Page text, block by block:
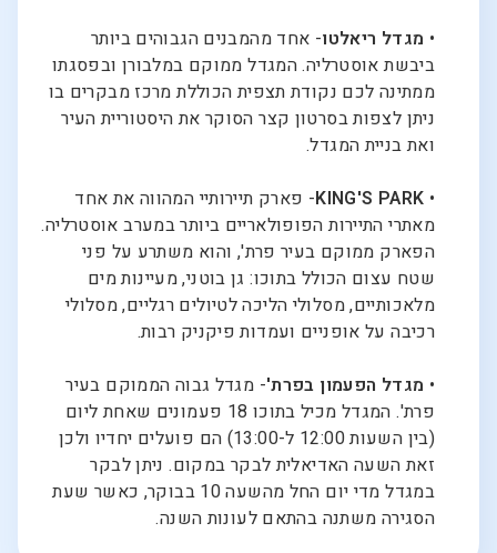
• מגדל ריאלטו- אחד מהמבנים הגבוהים ביותר
ביבשת אוסטרליה. המגדל ממוקם במלבורן ובפסגתו
ממתינה לכם נקודת תצפית הכוללת מרכז מבקרים בו
ניתן לצפות בסרטון קצר הסוקר את היסטוריית העיר
ואת בניית המגדל.
•
KING'S PARK- פארק תיירותיי המהווה את אחד
מאתרי התיירות הפופולאריים ביותר במערב אוסטרליה.
הפארק ממוקם בעיר פרת', והוא משתרע על פני
שטח עצום הכולל בתוכו: גן בוטני, מעיינות מים
מלאכותיים, מסלולי הליכה לטיולים רגליים, מסלולי
רכיבה על אופניים ועמדות פיקניק רבות.
• מגדל הפעמון בפרת'- מגדל גבוה הממוקם בעיר
פרת'. המגדל מכיל בתוכו 18 פעמונים שאחת ליום
(בין השעות 12:00 ל-13:00) הם פועלים יחדיו ולכן
זאת השעה האדיאלית לבקר במקום. ניתן לבקר
במגדל מדי יום החל מהשעה 10 בבוקר, כאשר שעת
הסגירה משתנה בהתאם לעונות השנה.